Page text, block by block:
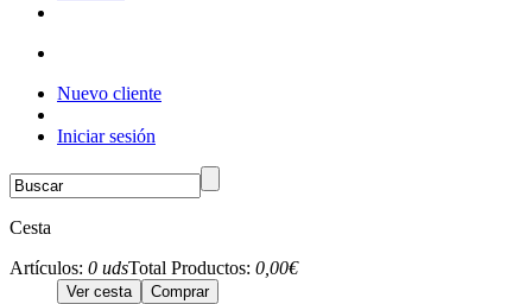
Nuevo cliente
Iniciar sesión
Cesta
Artículos: 0 udsTotal Productos: 0,00€